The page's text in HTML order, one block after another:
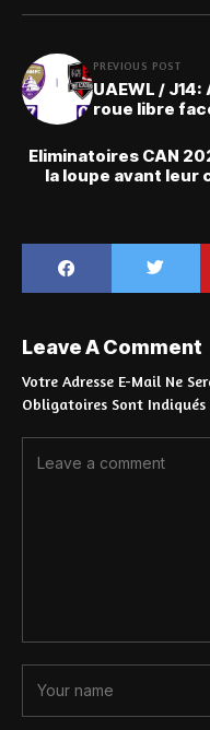
PREVIOUS POST
UAEWL /
roue libre
Eliminatoires CAN
la loupe avant
Leave A Comment
Votre Adresse E-Mail Ne
Obligatoires Sont Indiqués